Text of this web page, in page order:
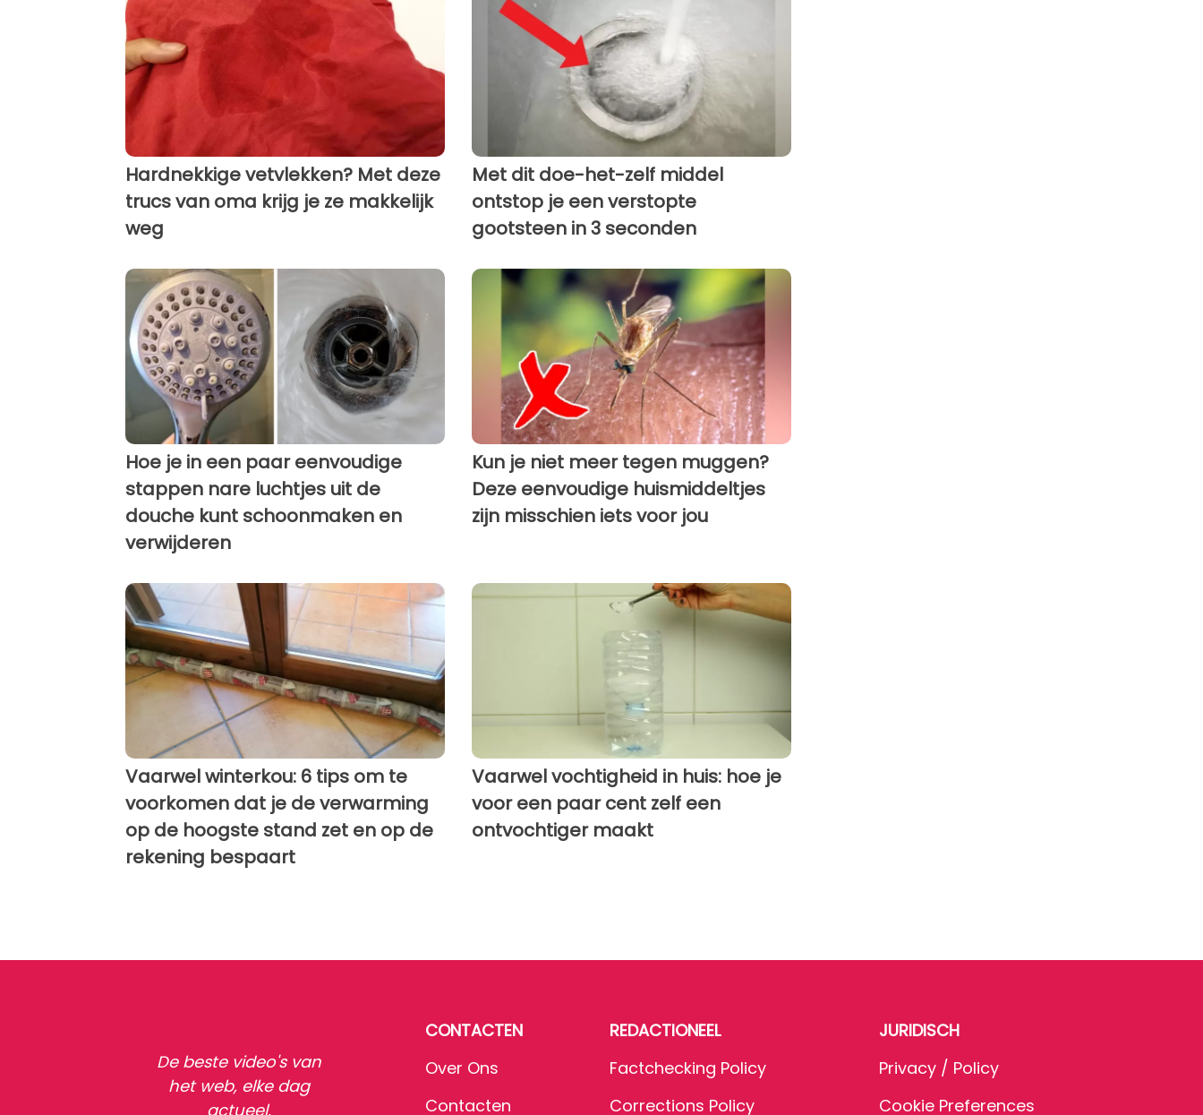
Hardnekkige vetvlekken? Met deze
trucs van oma krijg je ze makkelijk
weg
Met dit doe-het-zelf middel
ontstop je een verstopte
gootsteen in 3 seconden
Hoe je in een paar eenvoudige
stappen nare luchtjes uit de
douche kunt schoonmaken en
verwijderen
Kun je niet meer tegen muggen?
Deze eenvoudige huismiddeltjes
zijn misschien iets voor jou
Vaarwel winterkou: 6 tips om te
voorkomen dat je de verwarming
op de hoogste stand zet en op de
rekening bespaart
Vaarwel vochtigheid in huis: hoe je
voor een paar cent zelf een
ontvochtiger maakt
De beste video's van
het web, elke dag
actueel.
CONTACTEN
Over Ons
Contacten
REDACTIONEEL
Factchecking Policy
Corrections Policy
JURIDISCH
Privacy / Policy
Cookie Preferences